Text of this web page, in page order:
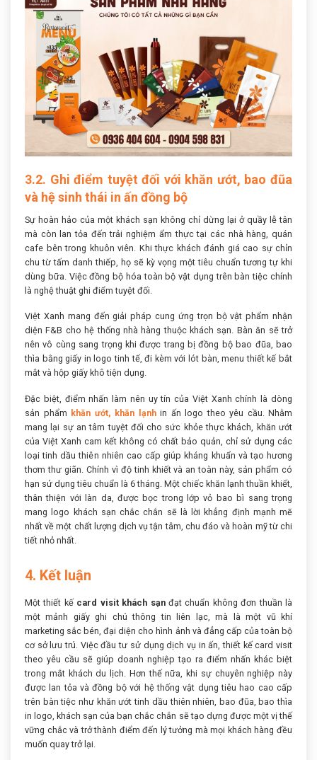
3.2. Ghi điểm tuyệt đối với khăn ướt, bao đũa
và hệ sinh thái in ấn đồng bộ
Sự hoàn hảo của một khách sạn không chỉ dừng lại ở quầy lễ tân
mà còn lan tỏa đến trải nghiệm ẩm thực tại các nhà hàng, quán
cafe bên trong khuôn viên. Khi thực khách đánh giá cao sự chỉn
chu từ tấm danh thiếp, họ sẽ kỳ vọng một tiêu chuẩn tương tự khi
dùng bữa. Việc đồng bộ hóa toàn bộ vật dụng trên bàn tiệc chính
là nghệ thuật ghi điểm tuyệt đối.
Việt Xanh mang đến giải pháp cung ứng trọn bộ vật phẩm nhận
diện F&B cho hệ thống nhà hàng thuộc khách sạn. Bàn ăn sẽ trở
nên vô cùng sang trọng khi được trang bị đồng bộ bao đũa, bao
thìa bằng giấy in logo tinh tế, đi kèm với lót bàn, menu thiết kế bắt
mắt và hộp giấy khô tiện dụng.
Đặc biệt, điểm nhấn làm nên uy tín của Việt Xanh chính là dòng
sản phẩm khăn ướt, khăn lạnhin ấn logo theo yêu cầu. Nhằm
mang lại sự an tâm tuyệt đối cho sức khỏe thực khách, khăn ướt
của Việt Xanh cam kết không có chất bảo quản, chỉ sử dụng các
loại tinh dầu thiên nhiên cao cấp giúp kháng khuẩn và tạo hương
thơm thư giãn. Chính vì độ tinh khiết và an toàn này, sản phẩm có
hạn sử dụng tiêu chuẩn là 6 tháng. Một chiếc khăn lạnh thuần khiết,
thân thiện với làn da, được bọc trong lớp vỏ bao bì sang trọng
mang logo khách sạn chắc chắn sẽ là lời khẳng định mạnh mẽ
nhất về một chất lượng dịch vụ tận tâm, chu đáo và hoàn mỹ từ chi
tiết nhỏ nhất.
4. Kết luận
Một thiết kế card visit khách sạnđạt chuẩn không đơn thuần là
một mảnh giấy ghi chú thông tin liên lạc, mà là một vũ khí
marketing sắc bén, đại diện cho hình ảnh và đẳng cấp của toàn bộ
cơ sở lưu trú. Việc đầu tư sử dụng dịch vụ in ấn, thiết kế card visit
theo yêu cầu sẽ giúp doanh nghiệp tạo ra điểm nhấn khác biệt
trong mắt khách du lịch. Hơn thế nữa, khi sự chuyên nghiệp này
được lan tỏa và đồng bộ với hệ thống vật dụng tiêu hao cao cấp
trên bàn tiệc như khăn ướt tinh dầu thiên nhiên, bao đũa, bao thìa
in logo, khách sạn của bạn chắc chắn sẽ tạo dựng được một vị thế
vững chắc và trở thành điểm đến lý tưởng mà mọi khách hàng đều
muốn quay trở lại.